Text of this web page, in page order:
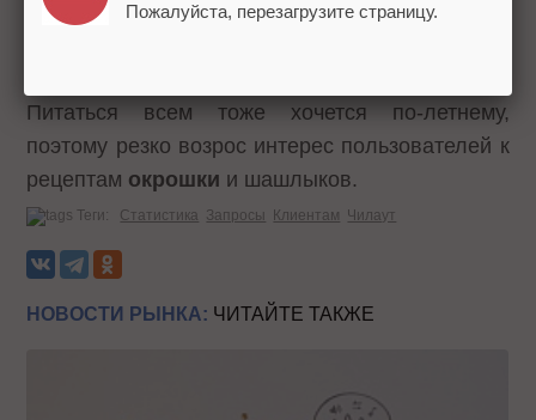
опережают ближайшего соперника – Египет – в
Питаться всем тоже хочется по-летнему,
поэтому резко возрос интерес пользователей к
рецептам окрошки и шашлыков.
Теги: Статистика Запросы Клиентам Чилаут
НОВОСТИ РЫНКА: ЧИТАЙТЕ ТАКЖЕ
Пожалуйста, перезагрузите страницу.